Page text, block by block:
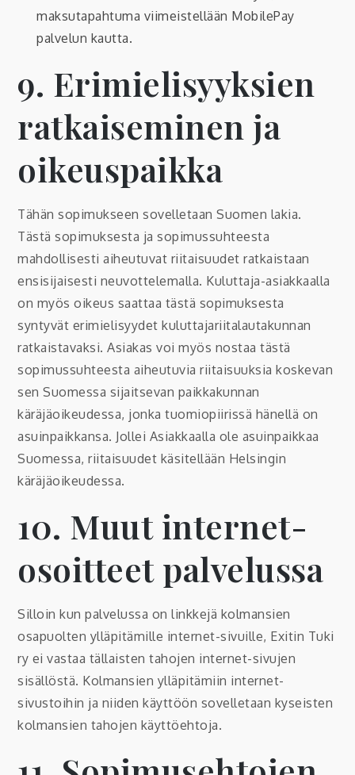
maksutapahtuma viimeistellään MobilePay
palvelun kautta.
9. Erimielisyyksien
ratkaiseminen ja
oikeuspaikka
Tähän sopimukseen sovelletaan Suomen lakia.
Tästä sopimuksesta ja sopimussuhteesta
mahdollisesti aiheutuvat riitaisuudet ratkaistaan
ensisijaisesti neuvottelemalla. Kuluttaja-asiakkaalla
on myös oikeus saattaa tästä sopimuksesta
syntyvät erimielisyydet kuluttajariitalautakunnan
ratkaistavaksi. Asiakas voi myös nostaa tästä
sopimussuhteesta aiheutuvia riitaisuuksia koskevan
sen Suomessa sijaitsevan paikkakunnan
käräjäoikeudessa, jonka tuomiopiirissä hänellä on
asuinpaikkansa. Jollei Asiakkaalla ole asuinpaikkaa
Suomessa, riitaisuudet käsitellään Helsingin
käräjäoikeudessa.
10. Muut internet-
osoitteet palvelussa
Silloin kun palvelussa on linkkejä kolmansien
osapuolten ylläpitämille internet-sivuille, Exitin Tuki
ry ei vastaa tällaisten tahojen internet-sivujen
sisällöstä. Kolmansien ylläpitämiin internet-
sivustoihin ja niiden käyttöön sovelletaan kyseisten
kolmansien tahojen käyttöehtoja.